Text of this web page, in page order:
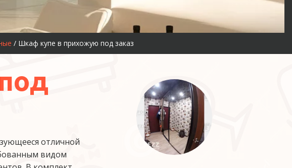
/ Шкаф купе в прихожую под заказ
отличной
видом